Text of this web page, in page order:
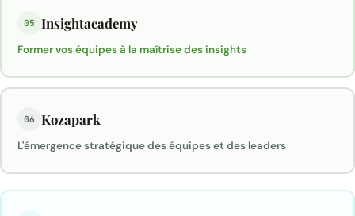
05 Insightacademy
Former vos équipes à la maîtrise des insights
06 Kozapark
L'émergence stratégique des équipes et des leaders